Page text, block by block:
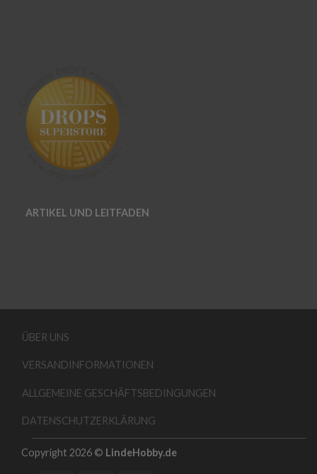
ARTIKEL UND LEITFADEN
ÜBER UNS
VERSANDINFORMATIONEN
ALLGEMEINE GESCHÄFTSBEDINGUNGEN
DATENSCHUTZERKLÄRUNG
Copyright 2026 © LindeHobby.de